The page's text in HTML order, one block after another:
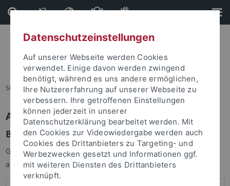
Direkt
zum
Inhalt
Direkt
zur
Fußleiste
Sie sind hier: Startseite
Anmelden
Benutzeranmeldung
Geben Sie Ihren Benutzernamen und Ihr Passwort an um sich
anzumelden:
Datenschutzeinstellungen
Auf unserer Webseite werden Cookies
verwendet. Einige davon werden zwingend
benötigt, während es uns andere ermöglichen,
Ihre Nutzererfahrung auf unserer Webseite zu
verbessern. Ihre getroffenen Einstellungen
können jederzeit in unserer
Datenschutzerklärung bearbeitet werden. Mit
den Cookies zur Videowiedergabe werden auch
Cookies des Drittanbieters zu Targeting- und
Werbezwecken gesetzt und Informationen ggf.
mit weiteren Diensten des Drittanbieters
verknüpft.